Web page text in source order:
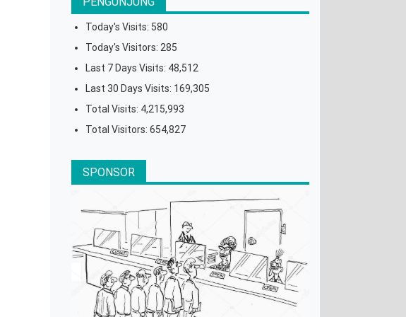
Today's Visits: 580
Today's Visitors: 285
Last 7 Days Visits: 48,512
Last 30 Days Visits: 169,305
Total Visits: 4,215,993
Total Visitors:654,827
SPONSOR